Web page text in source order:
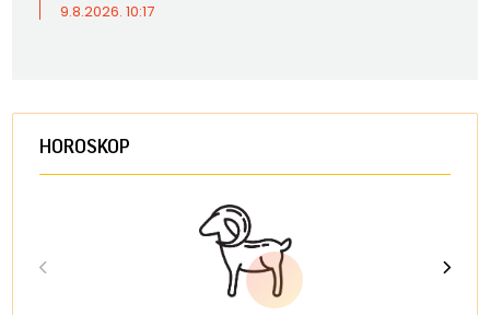
9.8.2026. 10:17
HOROSKOP